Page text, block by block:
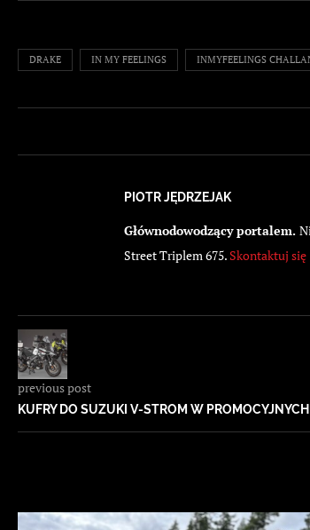
DRAKE IN MY FEELINGS INMYFEELINGS
PIOTR JĘDRZEJAK
Głównodowodzący portalem.
Street Triplem 675. Skontaktuj się
previous post
KUFRY DO SUZUKI V-STROM W PROMOCYJNYCH